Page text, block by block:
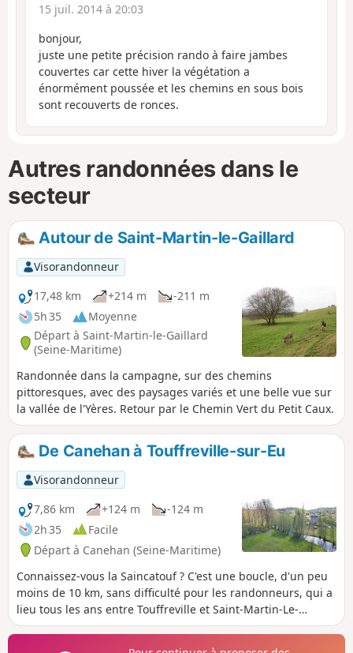
15 juil. 2014 à 20:03
bonjour,
juste une petite précision rando à faire jambes
couvertes car cette hiver la végétation a
énormément poussée et les chemins en sous bois
sont recouverts de ronces.
Autres randonnées dans le
secteur
Autour de Saint-Martin-le-Gaillard
Visorandonneur
17,48 km
+214 m
-211 m
5h 35
Moyenne
Départ à Saint-Martin-le-Gaillard
(Seine-Maritime)
Randonnée dans la campagne, sur des chemins
pittoresques, avec des paysages variés et une belle vue sur
la vallée de l'Yères. Retour par le Chemin Vert du Petit Caux.
De Canehan à Touffreville-sur-Eu
Visorandonneur
7,86 km
+124 m
-124 m
2h 35
Facile
Départ à Canehan (Seine-Maritime)
Connaissez-vous la Saincatouf ? C'est une boucle, d'un peu
moins de 10 km, sans difficulté pour les randonneurs, qui a
lieu tous les ans entre Touffreville et Saint-Martin-Le-
Gaillard, deux charmants villages de la vallée de l'Yères.